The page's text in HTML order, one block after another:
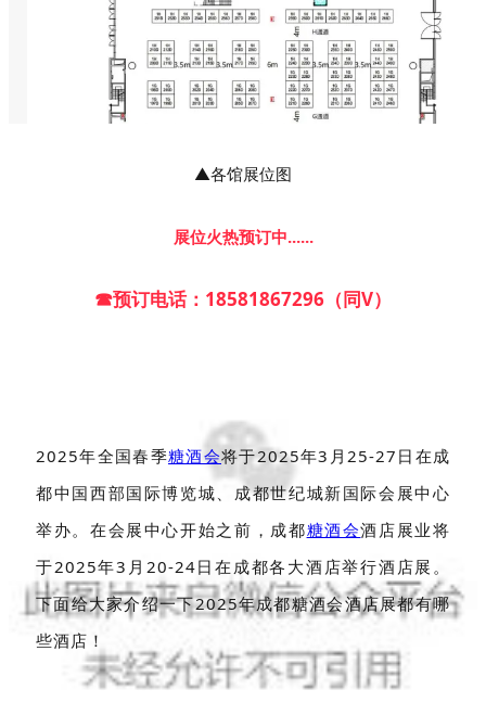
▲各馆展位图
展位火热预订中......
☎预订电话：18581867296（同V）
2025年全国春季糖酒会将于2025年3月25-27日在成
都中国西部国际博览城、成都世纪城新国际会展中心
举办。在会展中心开始之前，成都糖酒会酒店展业将
于2025年3月20-24日在成都各大酒店举行酒店展。
下面给大家介绍一下2025年成都糖酒会酒店展都有哪
些酒店！